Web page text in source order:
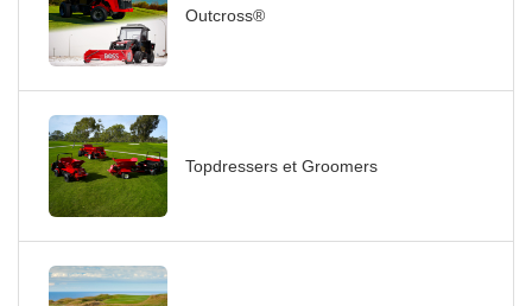
Outcross®
Topdressers et Groomers